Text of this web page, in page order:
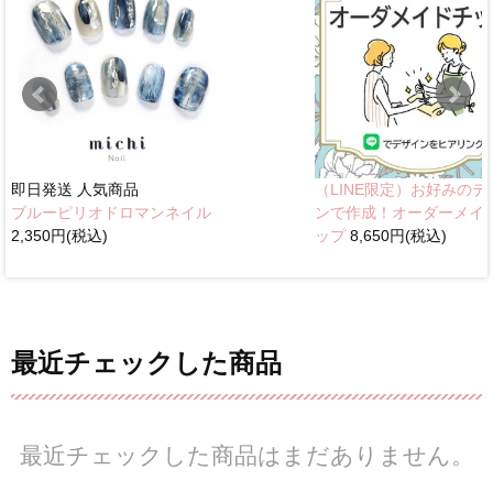
即日発送 人気商品
ブルーピリオドロマンネイル
2,350円(税込)
（LINE限定）お好みのデ
ンで作成！オーダーメイ
ップ8,650円(税込)
最近チェックした商品
最近チェックした商品はまだありません。